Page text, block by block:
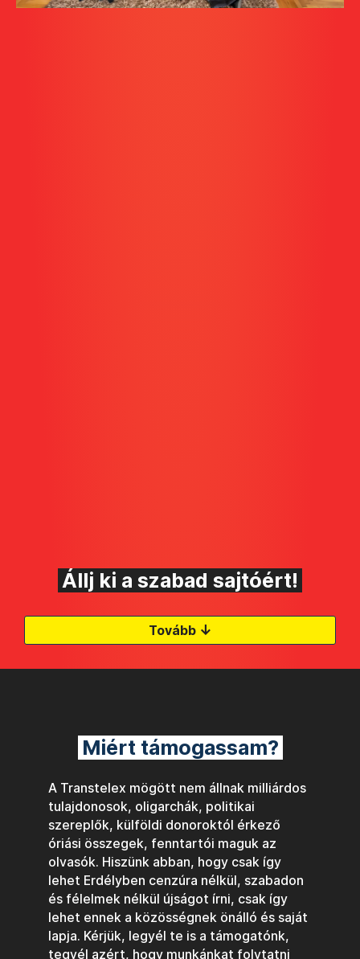
Állj ki a szabad sajtóért!
Tovább ↓
Miért támogassam?
A Transtelex mögött nem állnak milliárdos
tulajdonosok, oligarchák, politikai
szereplők, külföldi donoroktól érkező
óriási összegek, fenntartói maguk az
olvasók. Hiszünk abban, hogy csak így
lehet Erdélyben cenzúra nélkül, szabadon
és félelmek nélkül újságot írni, csak így
lehet ennek a közösségnek önálló és saját
lapja. Kérjük, legyél te is a támogatónk,
tegyél azért, hogy munkánkat folytatni